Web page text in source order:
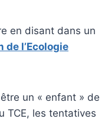
en disant dans un
de l’Ecologie
un « enfant » de
TCE, les tentatives